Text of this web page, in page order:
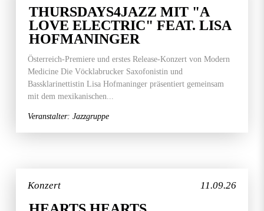
THURSDAYS4JAZZ MIT "A
LOVE ELECTRIC" FEAT. LISA
HOFMANINGER
Österreich-Premiere und erstes Release-Konzert von Modern
Medicine Die Vöcklabrucker Saxofonistin und
Bassklarinettistin Lisa Hofmaninger präsentiert gemeinsam
mit dem mexikanischen...
Veranstalter: Jazzgruppe
11.09.26
Konzert